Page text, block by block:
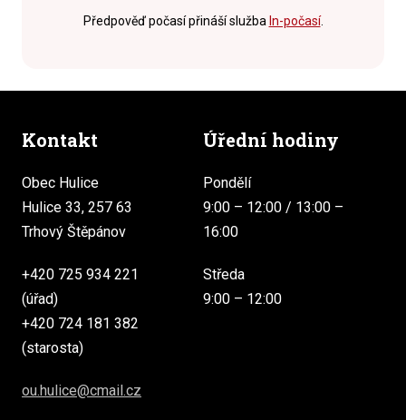
Předpověď počasí přináší služba In-počasí.
Kontakt
Obec Hulice
Hulice 33, 257 63
Trhový Štěpánov
+420 725 934 221
(úřad)
+420 724 181 382
(starosta)
ou.hulice@cmail.cz
Úřední hodiny
Pondělí
9:00 – 12:00 / 13:00 –
16:00
Středa
9:00 – 12:00